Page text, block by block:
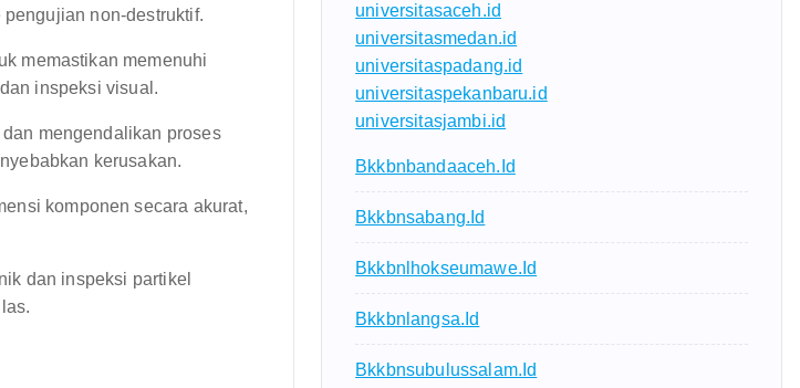
non-destruktif.
memastikan memenuhi
inspeksi visual.
mengendalikan proses
kerusakan.
komponen secara akurat,
dan inspeksi partikel
universitasaceh.id
universitasmedan.id
universitaspadang.id
universitaspekanbaru.id
universitasjambi.id
Bkkbnbandaaceh.id
Bkkbnsabang.id
Bkkbnlhokseumawe.id
Bkkbnlangsa.id
Bkkbnsubulussalam.id